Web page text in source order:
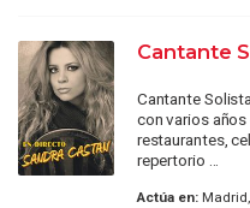
Cantante
Cantante
con varios años
restaurantes,
repertorio ...
Actúa en:Madrid,